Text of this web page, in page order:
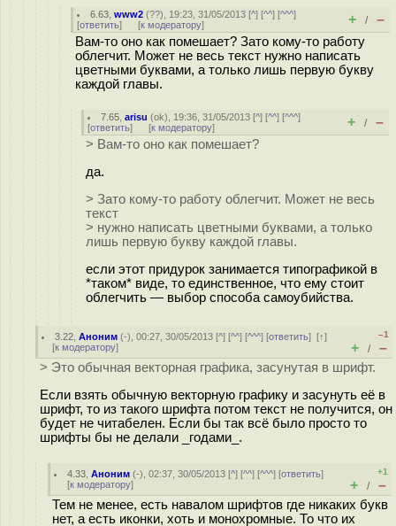
6.63 ,www2 (??), 19:23, 31/05/2013 [^] [^^] [^^^]
[ответить] [к модератору] + / –
Вам-то оно как помешает? Зато кому-то работу
облегчит. Может не весь текст нужно написать
цветными буквами, а только лишь первую букву
каждой главы.
7.65 ,arisu (ok), 19:36, 31/05/2013 [^] [^^] [^^^]
[ответить] [к модератору] + / –
> Вам-то оно как помешает?
да.
> Зато кому-то работу облегчит. Может не весь
текст
> нужно написать цветными буквами, а только
лишь первую букву каждой главы.
если этот придурок занимается типографикой в
*таком* виде, то единственное, что ему стоит
облегчить — выбор способа самоубийства.
3.22 ,Аноним (-), 00:27, 30/05/2013 [^] [^^] [^^^] [ответить][↑]
[к модератору]
–1
+ / –
> Это обычная векторная графика, засунутая в шрифт.
Если взять обычную векторную графику и засунуть её в
шрифт, то из такого шрифта потом текст не получится, он
будет не читабелен. Если бы так всё было просто то
шрифты бы не делали _годами_.
4.33 ,Аноним (-), 02:37, 30/05/2013 [^] [^^] [^^^] [ответить]
[к модератору]
+1
+ / –
Тем не менее, есть навалом шрифтов где никаких букв
нет, а есть иконки, хоть и монохромные. То что их